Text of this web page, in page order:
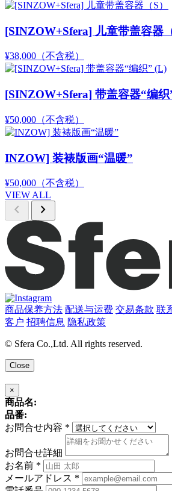
[SINZOW+Sfera] 儿童带盖容器（
¥38,000 （不含税）
[SINZOW+Sfera] 带盖容器“编
¥50,000 （不含税）
INZOW] 装裱版画“温暖”
¥50,000 （不含税）
VIEW ALL
chevron_left chevron_right
商品保养方法 配送与运费 交易条款 联
客户 招聘信息 隐私政策
© Sfera Co.,Ltd. All rights reserved.
Close
×
商品名:
品番:
お問合せ内容 *
お問合せ詳細
お名前 *
メールアドレス *